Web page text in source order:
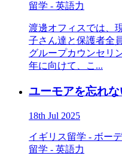
留学 - 英語力
渡邊オフィスでは、
子さん達と保護者全
グループカウンセリ
年に向けて、こ...
ユーモアを忘れな
18th Jul 2025
イギリス留学 - ボー
留学 - 英語力